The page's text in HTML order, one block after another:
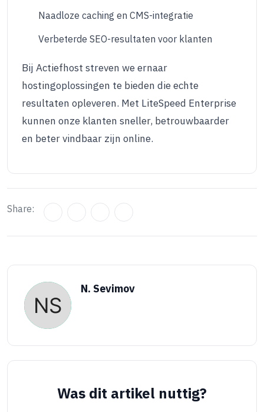
Naadloze caching en CMS-integratie
Verbeterde SEO-resultaten voor klanten
Bij Actiefhost streven we ernaar
hostingoplossingen te bieden die echte
resultaten opleveren. Met LiteSpeed Enterprise
kunnen onze klanten sneller, betrouwbaarder
en beter vindbaar zijn online.
Share:
N. Sevimov
Was dit artikel nuttig?